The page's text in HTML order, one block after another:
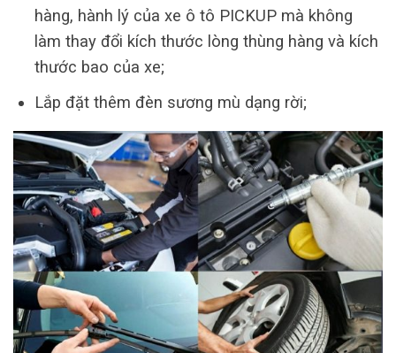
hàng, hành lý của xe ô tô PICKUP mà không
làm thay đổi kích thước lòng thùng hàng và kích
thước bao của xe;
Lắp đặt thêm đèn sương mù dạng rời;